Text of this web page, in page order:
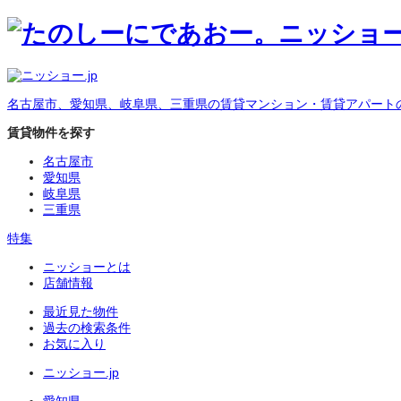
名古屋市、愛知県、岐阜県、三重県の賃貸マンション・賃貸アパート
賃貸物件を探す
名古屋市
愛知県
岐阜県
三重県
特集
ニッショーとは
店舗情報
最近見た物件
過去の検索条件
お気に入り
ニッショー.jp